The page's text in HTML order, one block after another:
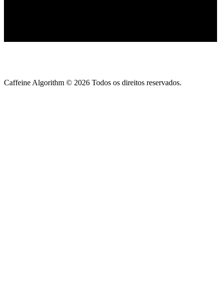
Caffeine Algorithm © 2026 Todos os direitos reservados.